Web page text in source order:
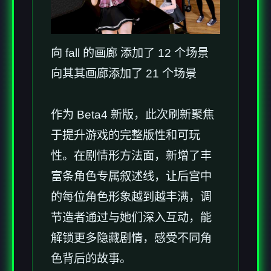
向 fall 的画廊 添加了 12 个场景
向其其画廊添加了 21 个场景
作为 Beta4 新版，此次刷新聚焦
于提升游戏的完整版性和可玩
性。在剧情形方法面，新增了丰
富条角色专属叙述线，让后宫中
的每位角色形象越到越丰满，调
节造者通过与她们深入互动，能
解锁更多隐藏剧情，感受不同角
色背后的故事。